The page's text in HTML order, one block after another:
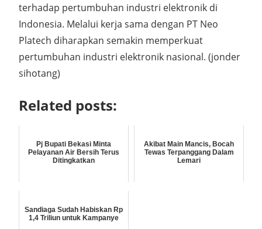
terhadap pertumbuhan industri elektronik di
Indonesia. Melalui kerja sama dengan PT Neo
Platech diharapkan semakin memperkuat
pertumbuhan industri elektronik nasional. (jonder
sihotang)
Related posts:
Pj Bupati Bekasi Minta
Pelayanan Air Bersih Terus
Ditingkatkan
Akibat Main Mancis, Bocah
Tewas Terpanggang Dalam
Lemari
Sandiaga Sudah Habiskan Rp
1,4 Triliun untuk Kampanye